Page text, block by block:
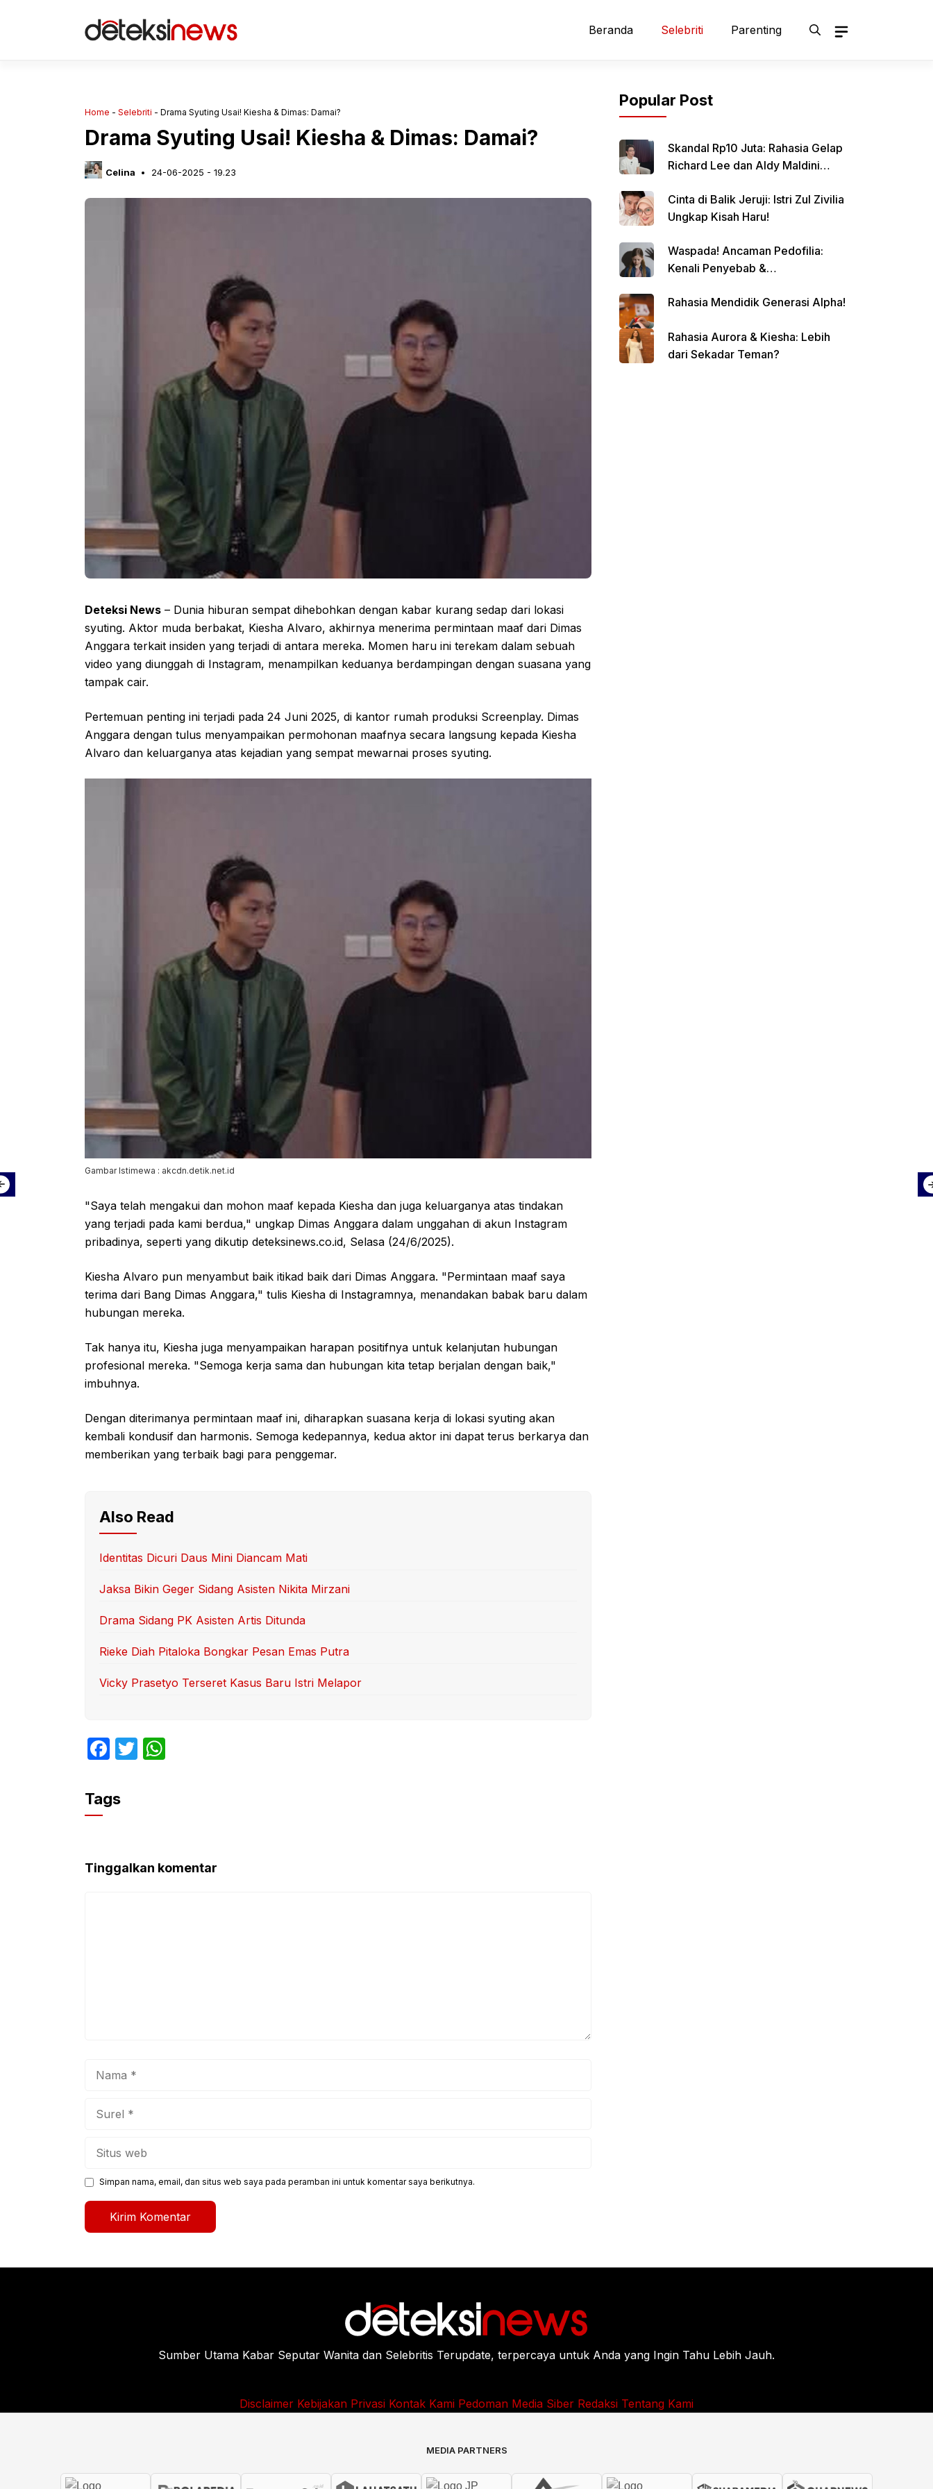
Beranda Selebriti Parenting
Home - Selebriti - Drama Syuting Usai! Kiesha & Dimas: Damai?
Drama Syuting Usai! Kiesha & Dimas: Damai?
Celina 24-06-2025 - 19.23
Deteksi News – Dunia hiburan sempat dihebohkan dengan kabar kurang sedap dari lokasi
syuting. Aktor muda berbakat, Kiesha Alvaro, akhirnya menerima permintaan maaf dari Dimas
Anggara terkait insiden yang terjadi di antara mereka. Momen haru ini terekam dalam sebuah
video yang diunggah di Instagram, menampilkan keduanya berdampingan dengan suasana yang
tampak cair.
Pertemuan penting ini terjadi pada 24 Juni 2025, di kantor rumah produksi Screenplay. Dimas
Anggara dengan tulus menyampaikan permohonan maafnya secara langsung kepada Kiesha
Alvaro dan keluarganya atas kejadian yang sempat mewarnai proses syuting.
Gambar Istimewa : akcdn.detik.net.id
"Saya telah mengakui dan mohon maaf kepada Kiesha dan juga keluarganya atas tindakan
yang terjadi pada kami berdua," ungkap Dimas Anggara dalam unggahan di akun Instagram
pribadinya, seperti yang dikutip deteksinews.co.id, Selasa (24/6/2025).
Kiesha Alvaro pun menyambut baik itikad baik dari Dimas Anggara. "Permintaan maaf saya
terima dari Bang Dimas Anggara," tulis Kiesha di Instagramnya, menandakan babak baru dalam
hubungan mereka.
Tak hanya itu, Kiesha juga menyampaikan harapan positifnya untuk kelanjutan hubungan
profesional mereka. "Semoga kerja sama dan hubungan kita tetap berjalan dengan baik,"
imbuhnya.
Dengan diterimanya permintaan maaf ini, diharapkan suasana kerja di lokasi syuting akan
kembali kondusif dan harmonis. Semoga kedepannya, kedua aktor ini dapat terus berkarya dan
memberikan yang terbaik bagi para penggemar.
Also Read
Identitas Dicuri Daus Mini Diancam Mati
Jaksa Bikin Geger Sidang Asisten Nikita Mirzani
Drama Sidang PK Asisten Artis Ditunda
Rieke Diah Pitaloka Bongkar Pesan Emas Putra
Vicky Prasetyo Terseret Kasus Baru Istri Melapor
F
c
e
o
o
T
p
p
Tags
Tinggalkan komentar
Simpan nama, email, dan situs web saya pada peramban ini untuk komentar saya berikutnya.
Popular Post
Skandal Rp10 Juta: Rahasia Gelap
Richard Lee dan Aldy Maldini
Cinta di Balik Jeruji: Istri Zul Zivilia
Ungkap Kisah Haru!
Waspada! Ancaman Pedofilia:
Kenali Penyebab &
Rahasia Mendidik Generasi Alpha!
Rahasia Aurora & Kiesha: Lebih
dari Sekadar Teman?
Sumber Utama Kabar Seputar Wanita dan Selebritis Terupdate, terpercaya untuk Anda yang Ingin Tahu Lebih Jauh.
Disclaimer Kebijakan Privasi Kontak Kami Pedoman Media Siber Redaksi Tentang Kami
MEDIA PARTNERS